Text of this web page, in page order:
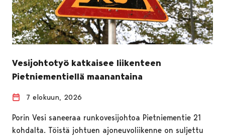
Vesijohtotyö katkaisee liikenteen
Pietniementiellä maanantaina
7 elokuun, 2026
Porin Vesi saneeraa runkovesijohtoa Pietniementie 21
kohdalta. Töistä johtuen ajoneuvoliikenne on suljettu